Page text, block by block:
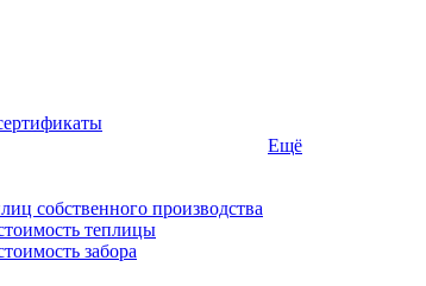
собственного производства
теплицы
забора
Ещё